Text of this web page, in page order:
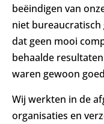
beëindigen van
niet bureaucratisch
dat geen mooi
behaalde
waren gewoon
Wij werkten in de
organisaties en